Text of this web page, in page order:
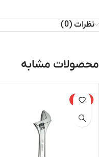
نظرات (0)
محصولات مشابه
-15%